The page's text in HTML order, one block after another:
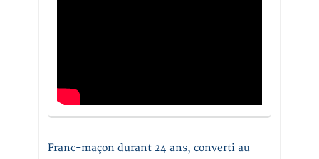
Franc-maçon durant 24 ans, converti au